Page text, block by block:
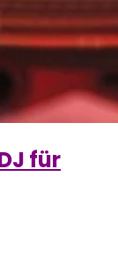
für